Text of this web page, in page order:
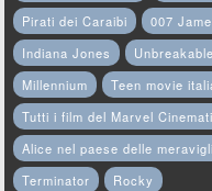
Pirati dei Caraibi
007
Indiana Jones
Unbreakable
Millennium
Teen movie
Tutti i film del Marvel
Alice nel paese delle
Terminator
Rocky